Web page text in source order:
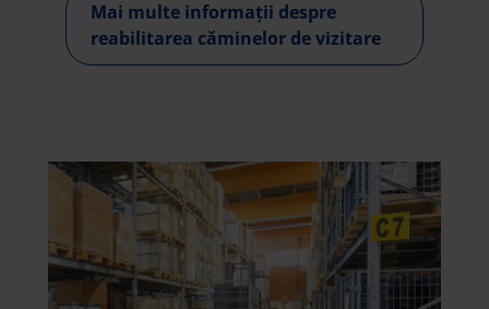
Mai multe informații despre
reabilitarea căminelor de vizitare